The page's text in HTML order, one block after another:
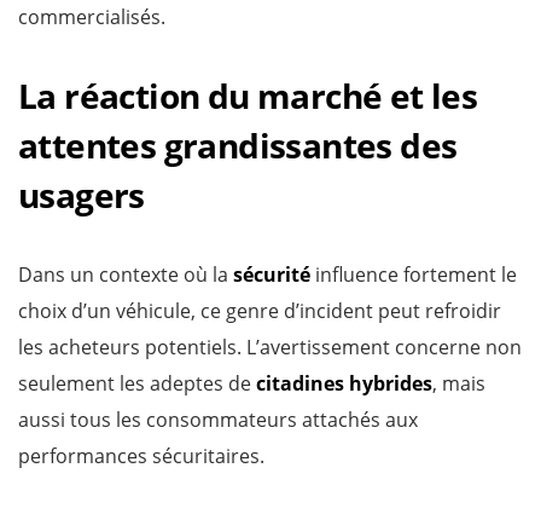
commercialisés.
La réaction du marché et les
attentes grandissantes des
usagers
Dans un contexte où la sécurité influence fortement le
choix d’un véhicule, ce genre d’incident peut refroidir
les acheteurs potentiels. L’avertissement concerne non
seulement les adeptes decitadines hybrides, mais
aussi tous les consommateurs attachés aux
performances sécuritaires.